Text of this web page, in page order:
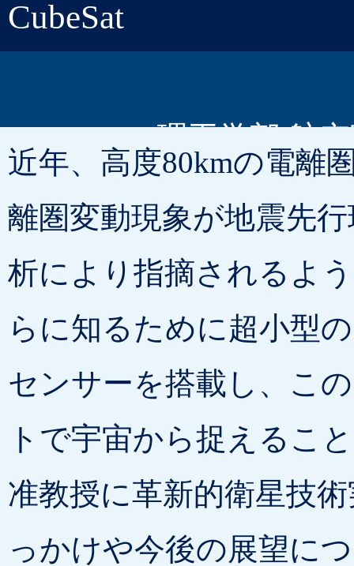
CubeSat
理工学部 航
近年、高度80kmの電離
離圏変動現象が地震先
析により指摘されるよ
らに知るために超小型
センサーを搭載し、こ
トで宇宙から捉えるこ
准教授に革新的衛星技
っかけや今後の展望に